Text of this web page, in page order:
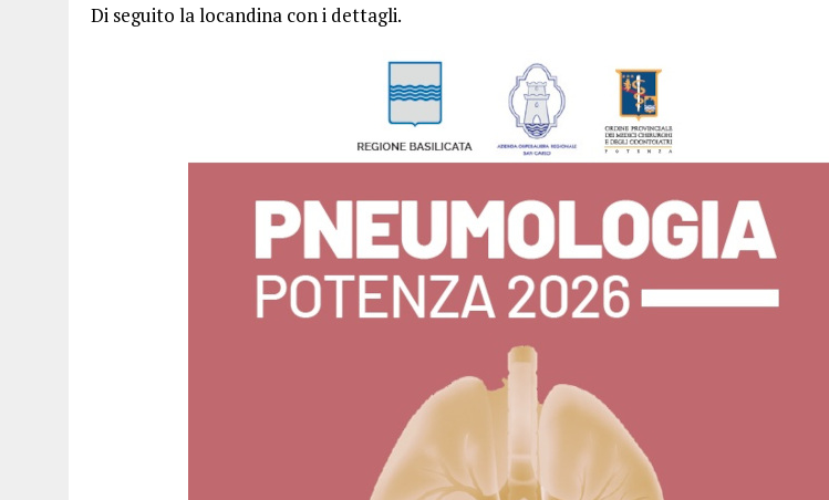
Di seguito la locandina con i dettagli.